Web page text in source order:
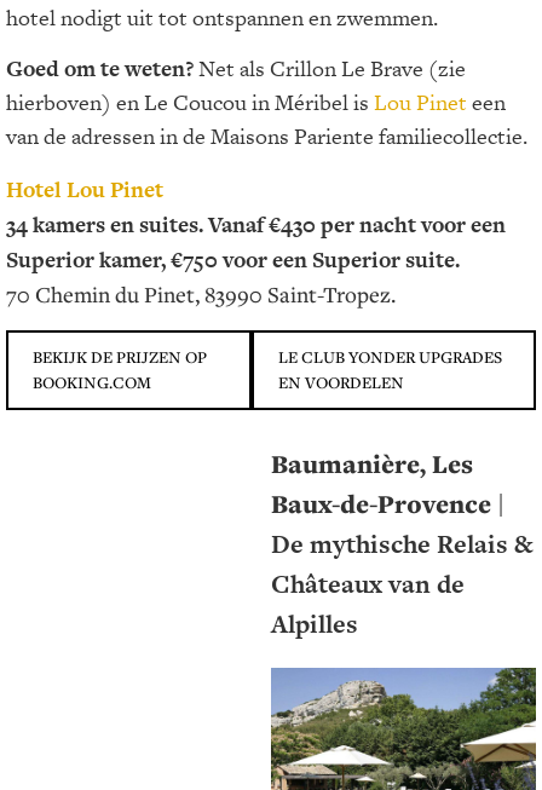
hotel nodigt uit tot ontspannen en zwemmen.
Goed om te weten?Net als Crillon Le Brave (zie
hierboven) en Le Coucou in Méribel is Lou Pinet een
van de adressen in de Maisons Pariente familiecollectie.
Hotel Lou Pinet
34 kamers en suites. Vanaf €430 per nacht voor een
Superior kamer, €750 voor een Superior suite.
70 Chemin du Pinet, 83990 Saint-Tropez.
BEKIJK DE PRIJZEN OP
BOOKING.COM
LE CLUB YONDER UPGRADES
EN VOORDELEN
Baumanière, Les
Baux-de-Provence |
De mythische Relais &
Châteaux van de
Alpilles